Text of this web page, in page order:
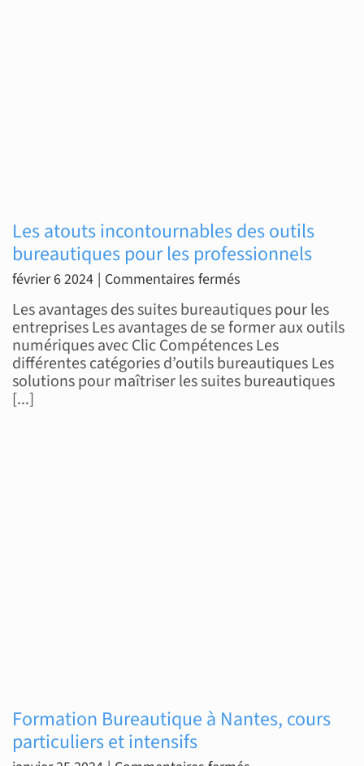
Les atouts incontournables des outils
bureautiques pour les professionnels
février 6 2024 | Commentaires ferméssur
atouts
incontournables
des
outils
Les avantages des suites bureautiques pour les
entreprises Les avantages de se former aux outils
numériques avec Clic Compétences Les
différentes catégories d’outils bureautiques Les
solutions pour maîtriser les suites bureautiques
[...]
Formation Bureautique à Nantes, cours
particuliers et intensifs